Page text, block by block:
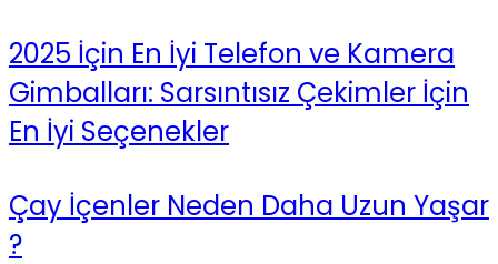
2025 İçin En İyi Telefon ve Kamera
Gimbalları: Sarsıntısız Çekimler İçin
En İyi Seçenekler
Çay İçenler Neden Daha Uzun Yaşar
?